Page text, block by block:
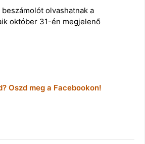
olvashatnak a
október 31-én megjelenő
Oszd meg a Facebookon!